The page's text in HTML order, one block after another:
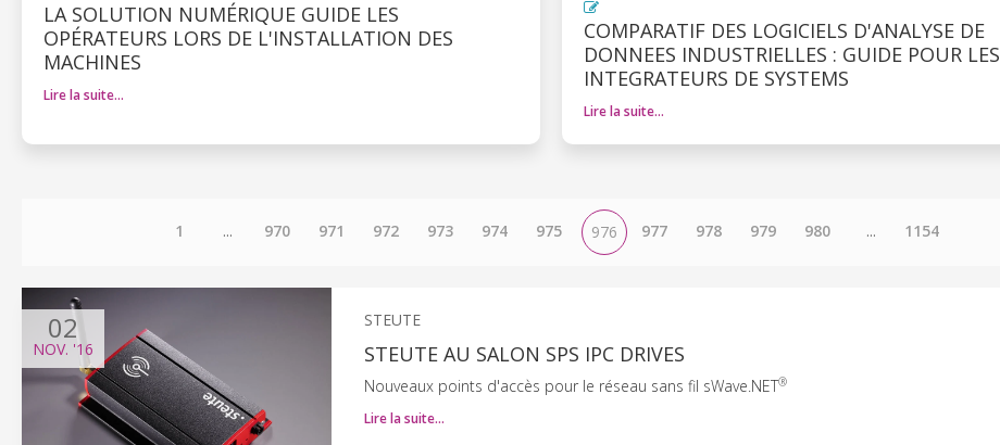
LA SOLUTION NUMÉRIQUE GUIDE LES
OPÉRATEURS LORS DE L'INSTALLATION DES
MACHINES
Lire la suite…
COMPARATIF DES LOGICIELS D'ANALYSE DE
DONNEES INDUSTRIELLES : GUIDE POUR LES
INTEGRATEURS DE SYSTEMS
Lire la suite…
1 ... 970 971 972 973 974 975 976 977 978 979 980 ... 1154
02
NOV. '16
STEUTE
STEUTE AU SALON SPS IPC DRIVES
Nouveaux points d'accès pour le réseau sans fil sWave.NET®
Lire la suite…